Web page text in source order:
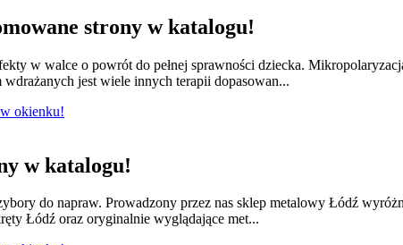
strony w katalogu!
w walce o powrót do pełnej sprawności dziecka.
jest wiele innych terapii dopasowan...
okienku!
w katalogu!
do napraw. Prowadzony przez nas sklep metalowy Łódź
Łódź oraz oryginalnie wyglądające met...